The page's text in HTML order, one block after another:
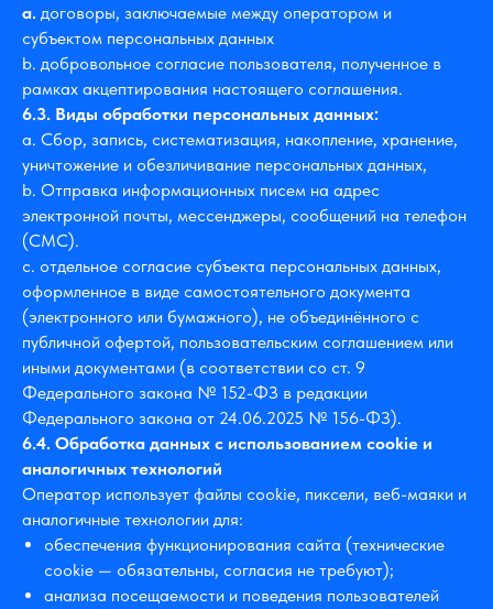
a. договоры, заключаемые между оператором и
субъектом персональных данных
b. добровольное согласие пользователя, полученное в
рамках акцептирования настоящего соглашения.
6.3. Виды обработки персональных данных:
a. Сбор, запись, систематизация, накопление, хранение,
уничтожение и обезличивание персональных данных,
b. Отправка информационных писем на адрес
электронной почты, мессенджеры, сообщений на телефон
(СМС).
c. отдельное согласие субъекта персональных данных,
оформленное в виде самостоятельного документа
(электронного или бумажного), не объединённого с
публичной офертой, пользовательским соглашением или
иными документами (в соответствии со ст. 9
Федерального закона № 152-ФЗ в редакции
Федерального закона от 24.06.2025 № 156-ФЗ).
6.4. Обработка данных с использованием cookie и
аналогичных технологий
Оператор использует файлы cookie, пиксели, веб-маяки и
аналогичные технологии для:
обеспечения функционирования сайта (технические
cookie — обязательны, согласия не требуют);
анализа посещаемости и поведения пользователей